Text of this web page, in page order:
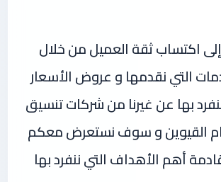
اكتساب ثقة العميل من خلال
التي نقدمها و عروض الأسعار
بها عن غيرنا من شركاتتنسيق
القيوينو سوف نستعرض معكم
أهم الأهداف التي ننفرد بها